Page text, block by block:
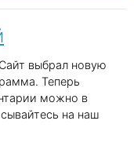
выбрал новую
Теперь
можно в
на наш